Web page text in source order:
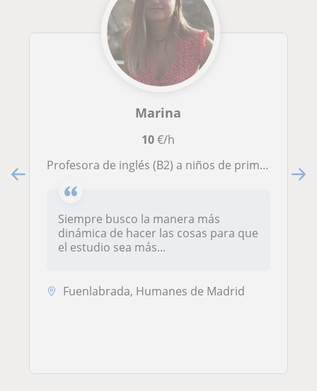
Marina
10€/h
Profesora de inglés (B2) a niños de primaria y ESO
Siempre busco la manera más
dinámica de hacer las cosas para que
el estudio sea más...
Fuenlabrada, Humanes de Madrid